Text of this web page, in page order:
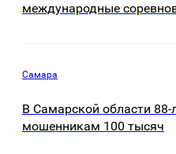
международные
Самара
В Самарской области 88-
мошенникам 100 тысяч